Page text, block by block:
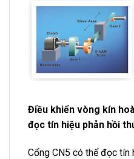
Điều khiển vòng kín
đọc tín hiệu phản hồi
Cổng CN5 có thể đọc